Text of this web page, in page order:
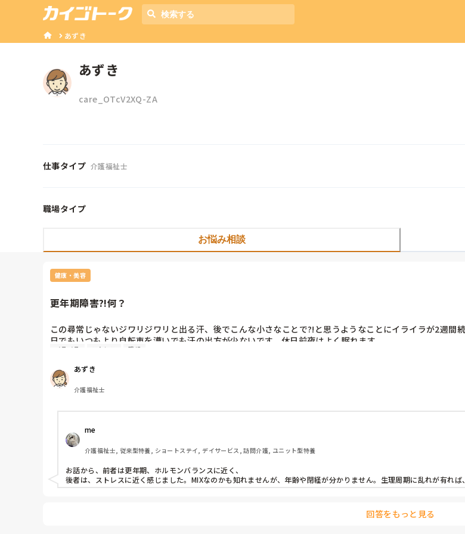
あずき
あずき
care_OTcV2XQ-ZA
仕事タイプ 介護福祉士
職場タイプ
お悩み相談
健康・美容
更年期障害?!何？
この尋常じゃないジワリジワリと出る汗、後でこんな小さなことで?!と思うようなことにイライラが2週
日でもいつもより自転車を漕いでも汗の出方が少ないです。休日前夜はよく眠れます。
アドバイス等ありましたら、よろしくお願いいたします🙏
イライラ ストレス 職場
あずき
介護福祉士
me
介護福祉士, 従来型特養, ショートステイ, デイサービス, 訪問介護, ユニット型特養
お話から、前者は更年期、ホルモンバランスに近く、
後者は、ストレスに近く感じました。MIXなのかも知れませんが、年齢や閉経が分かりません。生理周期に乱れが有れば
回答をもっと見る